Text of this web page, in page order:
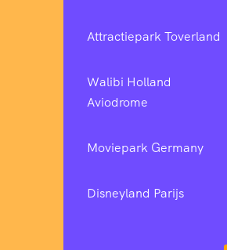
Attractiepark Toverland
Walibi Holland
Aviodrome
Moviepark Germany
Disneyland Parijs